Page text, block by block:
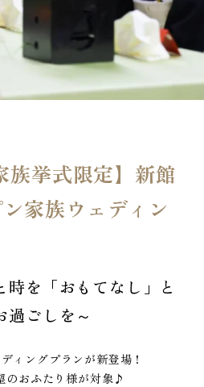
プラン
お問い合わせ
プライバシーポリシ
族挙式限定】新館
家族ウェディン
時を「おもてなし」と
過ごしを～
ィングプランが新登場！
のおふたり様が対象♪